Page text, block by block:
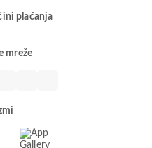
plaćanja
mreže